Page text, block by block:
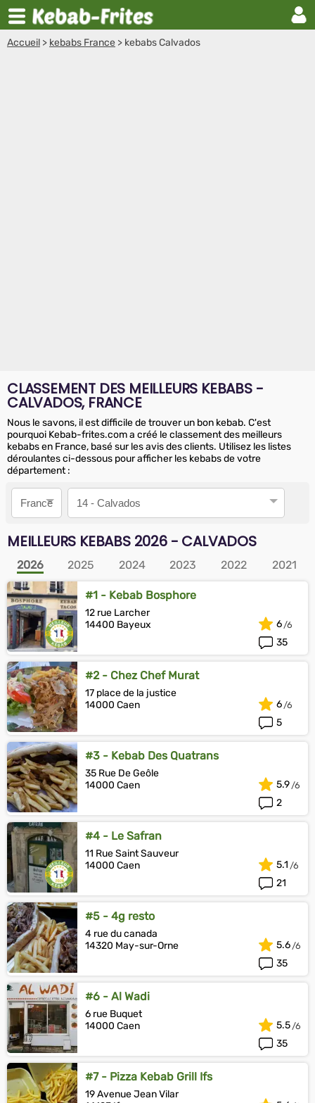
Accueil > kebabs France > kebabs Calvados
CLASSEMENT DES MEILLEURS KEBABS -
CALVADOS, FRANCE
Nous le savons, il est difficile de trouver un bon kebab. C'est
pourquoi Kebab-frites.com a créé le classement des meilleurs
kebabs en France, basé sur les avis des clients. Utilisez les listes
déroulantes ci-dessous pour afficher les kebabs de votre
département :
Pays
Département
MEILLEURS KEBABS 2026- CALVADOS
2026 2025 2024 2023 2022 2021
#1 - Kebab Bosphore
12 rue Larcher
14400 Bayeux
35
6
#2 - Chez Chef Murat
17 place de la justice
14000 Caen
5
6
#3 - Kebab Des Quatrans
35 Rue De Geôle
14000 Caen
2
5.9
#4 - Le Safran
11 Rue Saint Sauveur
14000 Caen
21
5.1
#5 - 4g resto
4 rue du canada
14320 May-sur-Orne
35
5.6
#6 - Al Wadi
6 rue Buquet
14000 Caen
35
5.5
#7 - Pizza Kebab Grill Ifs
19 Avenue Jean Vilar